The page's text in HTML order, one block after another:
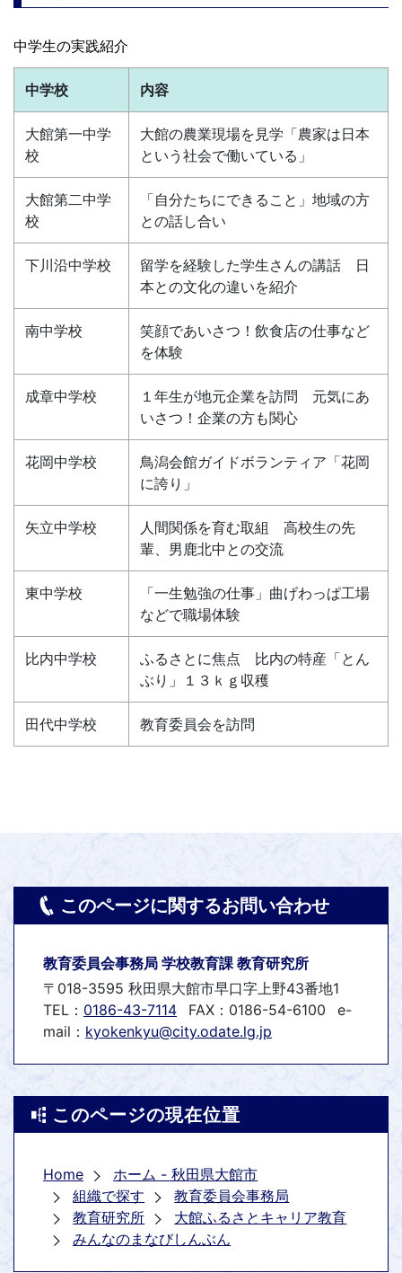
中学生の実践紹介
中学校 内容
大館第一中学
校
大館の農業現場を見学「農家は日本
という社会で働いている」
大館第二中学
校
「自分たちにできること」地域の方
との話し合い
下川沿中学校
留学を経験した学生さんの講話 日
本との文化の違いを紹介
南中学校
笑顔であいさつ！飲食店の仕事など
を体験
成章中学校
１年生が地元企業を訪問 元気にあ
いさつ！企業の方も関心
花岡中学校
鳥潟会館ガイドボランティア「花岡
に誇り」
矢立中学校
人間関係を育む取組 高校生の先
輩、男鹿北中との交流
東中学校
「一生勉強の仕事」曲げわっぱ工場
などで職場体験
比内中学校
ふるさとに焦点 比内の特産「とん
ぶり」１３ｋｇ収穫
田代中学校 教育委員会を訪問
このページに関するお問い合わせ
教育委員会事務局 学校教育課 教育研究所
〒018-3595 秋田県大館市早口字上野43番地1
TEL： 0186-43-7114 FAX：0186-54-6100
e-
mail： kyokenkyu@city.odate.lg.jp
このページの現在位置
Home
ホーム - 秋田県大館市
組織で探す
教育委員会事務局
教育研究所
大館ふるさとキャリア教育
みんなのまなびしんぶん